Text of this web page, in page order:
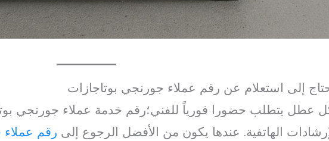
إلى استعلام عن رقم عملاء جورنجي بوتاجازات
عطل يتطلب حضورا فورياً للفني؛رقم خدمة عملاء جورنجي
الهاتفية. عندها يكون من الأفضل الرجوع إلى رقم عملاء